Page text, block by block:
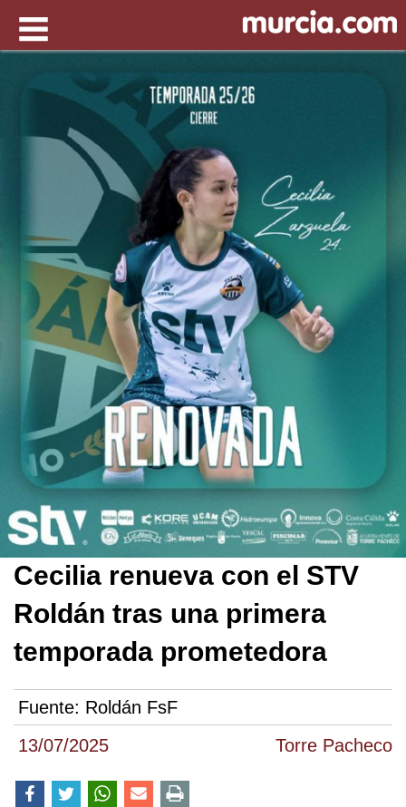
13/07/2025 Torre Pacheco
Cecilia renueva con el STV
Roldán tras una primera
temporada prometedora
Fuente: Roldán FsF